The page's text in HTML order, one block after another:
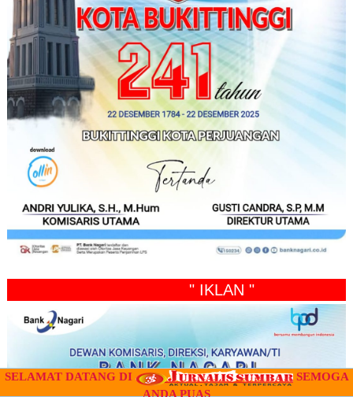
" IKLAN "
SELAMAT DATANG DI
SEMOGA
ANDA PUAS